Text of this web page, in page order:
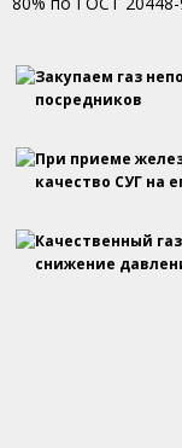
Закупаем газ
посредников
При приеме
качество СУГ на
Качественный
снижение